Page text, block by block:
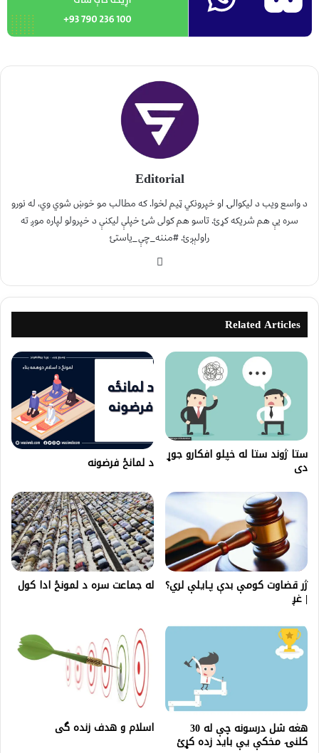
Editorial
د واسع ویب د لیکوالۍ او خپرونکي ټیم لخوا. که مطالب مو خوښ شوي وي، له نورو
سره یې هم شریکه کړئ. تاسو هم کولی شئ خپلې لیکنې د خپرولو لپاره موږ ته
راولېږئ. #مننه_چې_یاستئ
Related Articles
ستا ژوند ستا له خپلو افکارو جوړ
دی د لمانځ فرضونه
ژر قضاوت کومې بدې پـایلې لري؟
| غږ
له جماعت سره د لمونځ ادا كول
هغه شل درسونه چې له 30
کلنۍ مخکې یې باید زده کړئ
اسلام و هدف زنده گی